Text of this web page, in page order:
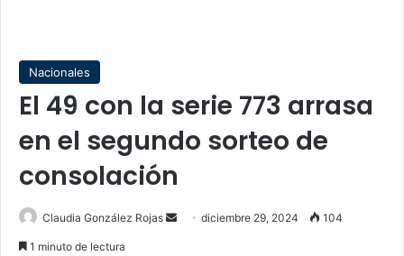
Nacionales
El 49 con la serie 773 arrasa
en el segundo sorteo de
consolación
Claudia González Rojas
Senddiciembre 29, 2024 104
1 minuto de lectura